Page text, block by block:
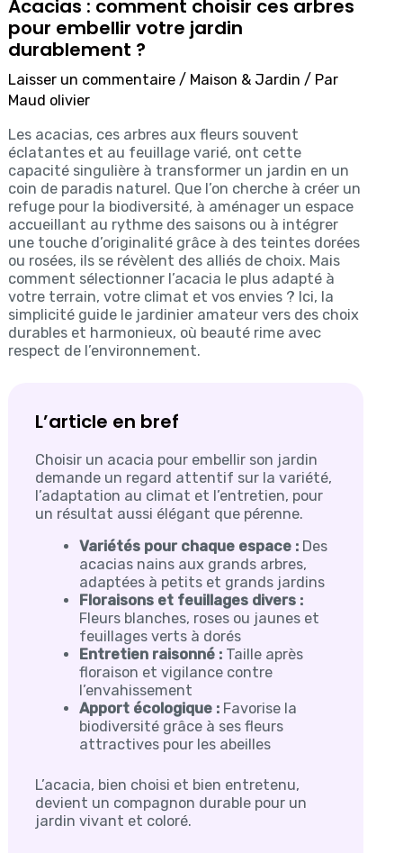
Acacias : comment choisir ces arbres
pour embellir votre jardin
durablement ?
Laisser un commentaire / Maison & Jardin / Par
Maud olivier
Les acacias, ces arbres aux fleurs souvent
éclatantes et au feuillage varié, ont cette
capacité singulière à transformer un jardin en un
coin de paradis naturel. Que l’on cherche à créer un
refuge pour la biodiversité, à aménager un espace
accueillant au rythme des saisons ou à intégrer
une touche d’originalité grâce à des teintes dorées
ou rosées, ils se révèlent des alliés de choix. Mais
comment sélectionner l’acacia le plus adapté à
votre terrain, votre climat et vos envies ? Ici, la
simplicité guide le jardinier amateur vers des choix
durables et harmonieux, où beauté rime avec
respect de l’environnement.
L’article en bref
Choisir un acacia pour embellir son jardin
demande un regard attentif sur la variété,
l’adaptation au climat et l’entretien, pour
un résultat aussi élégant que pérenne.
Variétés pour chaque espace : Des
acacias nains aux grands arbres,
adaptées à petits et grands jardins
Floraisons et feuillages divers :
Fleurs blanches, roses ou jaunes et
feuillages verts à dorés
Entretien raisonné : Taille après
floraison et vigilance contre
l’envahissement
Apport écologique : Favorise la
biodiversité grâce à ses fleurs
attractives pour les abeilles
L’acacia, bien choisi et bien entretenu,
devient un compagnon durable pour un
jardin vivant et coloré.